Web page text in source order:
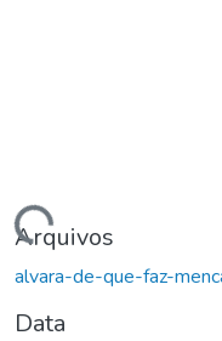
Carregando...
Arquivos
alvara-de-que-faz-
Data